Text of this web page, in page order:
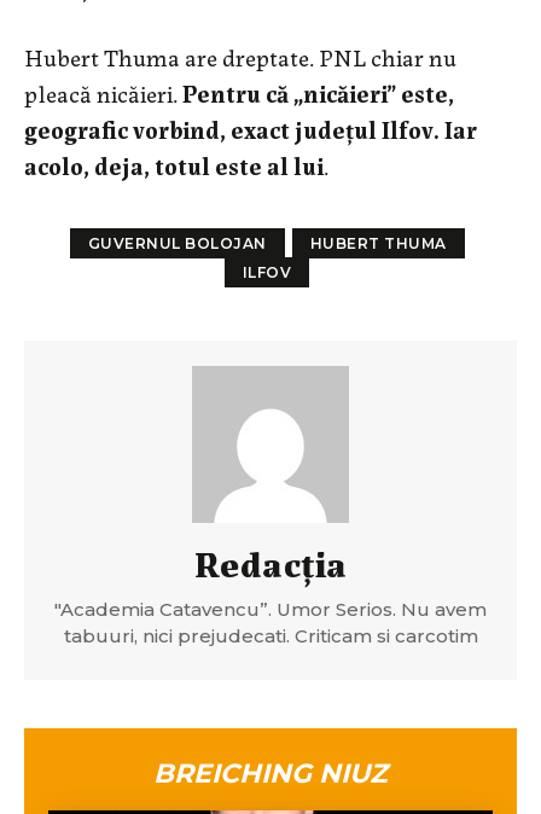
Hubert Thuma are dreptate. PNL chiar nu
pleacă nicăieri.Pentru că „nicăieri” este,
geografic vorbind, exact județul Ilfov. Iar
acolo, deja, totul este al lui.
GUVERNUL BOLOJAN
HUBERT THUMA
ILFOV
Redacția
"Academia Catavencu”. Umor Serios. Nu avem
tabuuri, nici prejudecati. Criticam si carcotim
BREICHING NIUZ